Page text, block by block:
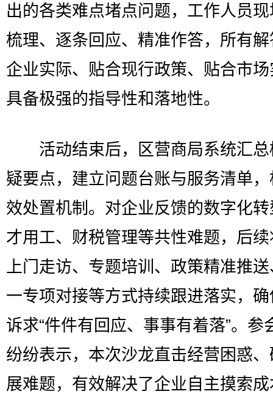
出的各类难点堵点问题，工作人员
梳理、逐条回应、精准作答，所有
企业实际、贴合现行政策、贴合市
具备极强的指导性和落地性。
活动结束后，区营商局系统汇总
疑要点，建立问题台账与服务清单
效处置机制。对企业反馈的数字化
才用工、财税管理等共性难题，后
上门走访、专题培训、政策精准推
一专项对接等方式持续跟进落实，
诉求“件件有回应、事事有着落”。参
纷纷表示，本次沙龙直击经营困惑
展难题，有效解决了企业自主摸索